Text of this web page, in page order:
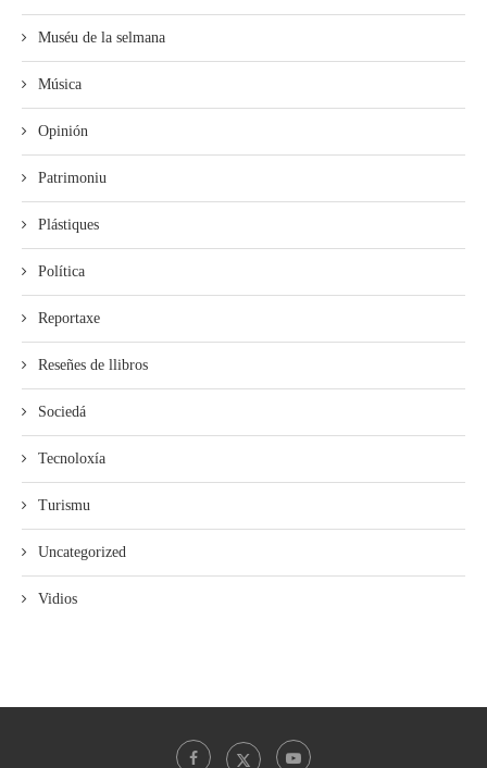
Muséu de la selmana
Música
Opinión
Patrimoniu
Plástiques
Política
Reportaxe
Reseñes de llibros
Sociedá
Tecnoloxía
Turismu
Uncategorized
Vidios